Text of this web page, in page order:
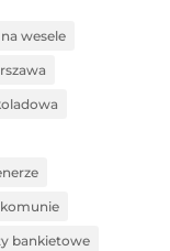
wesele
bankietowe